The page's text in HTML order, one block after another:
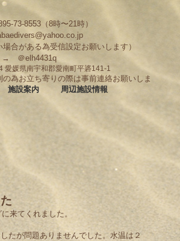
73-8553（8時〜21時）
合がある為受信設定お願いします）
→ ＠elh4431q
愛媛県南宇和郡愛南町平碆141-1
の為お立ち寄りの際は事前連絡お願いしま
施設案内
周辺施設情報
来てくれました。
たが問題ありませんでした。水温は２